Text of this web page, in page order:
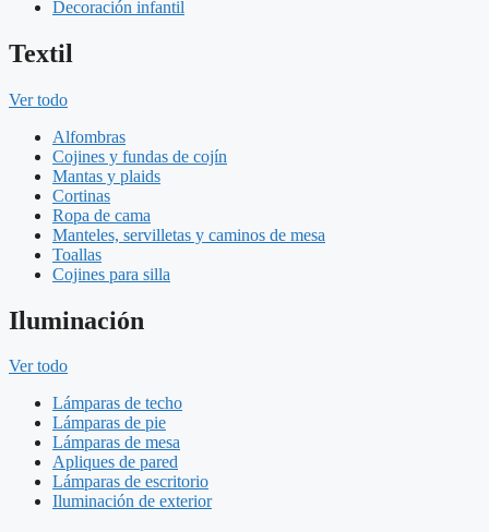
Decoración infantil
Textil
Ver todo
Alfombras
Cojines y fundas de cojín
Mantas y plaids
Cortinas
Ropa de cama
Manteles, servilletas y caminos de mesa
Toallas
Cojines para silla
Iluminación
Ver todo
Lámparas de techo
Lámparas de pie
Lámparas de mesa
Apliques de pared
Lámparas de escritorio
Iluminación de exterior